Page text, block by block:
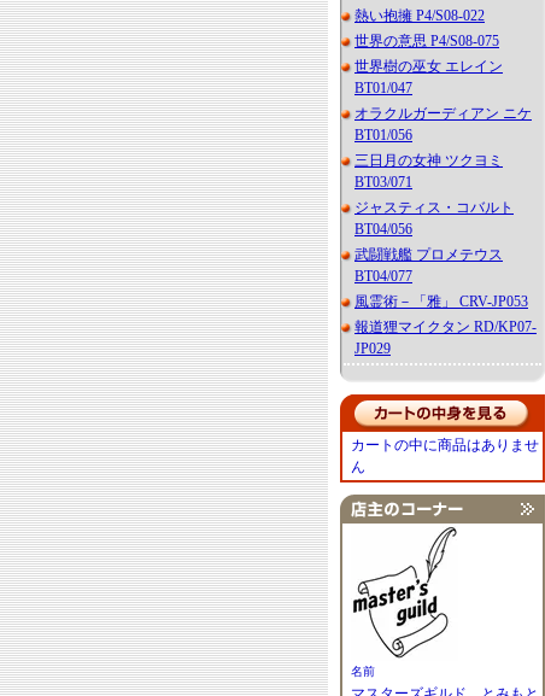
熱い抱擁 P4/S08-022
世界の意思 P4/S08-075
世界樹の巫女 エレイン
BT01/047
オラクルガーディアン ニケ
BT01/056
三日月の女神 ツクヨミ
BT03/071
ジャスティス・コバルト
BT04/056
武闘戦艦 プロメテウス
BT04/077
風霊術－「雅」 CRV-JP053
報道狸マイクタン RD/KP07-
JP029
カートの中に商品はありませ
ん
名前